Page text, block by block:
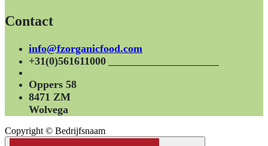
Contact
info@fzorganicfood.com
+31(0)561611000
Oppers 58
8471 ZM
Wolvega
Copyright © Bedrijfsnaam